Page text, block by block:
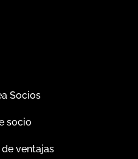
Socios
socio
ventajas